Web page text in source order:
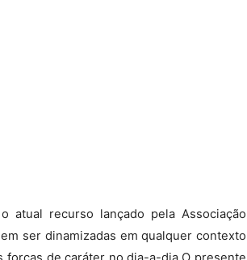
atual recurso lançado pela Associação
ser dinamizadas em qualquer contexto